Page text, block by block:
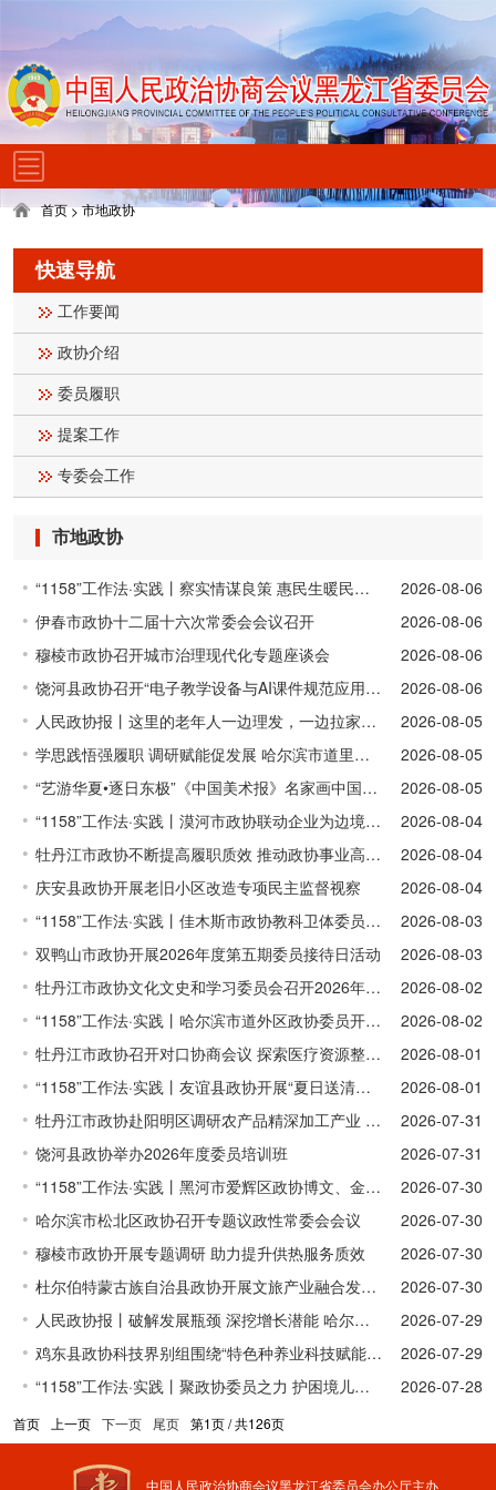
首页>市地政协
快速导航
工作要闻
政协介绍
委员履职
提案工作
专委会工作
市地政协
“1158”工作法·实践丨察实情谋良策 惠民生暖民心 黑河市爱辉区政协专题调研老旧小区物业管理工作
2026-08-06
伊春市政协十二届十六次常委会会议召开
2026-08-06
穆棱市政协召开城市治理现代化专题座谈会
2026-08-06
饶河县政协召开“电子教学设备与AI课件规范应用”专题座谈会
2026-08-06
人民政协报丨这里的老年人一边理发，一边拉家常、学法律，这是咋回事儿？
2026-08-05
学思践悟强履职 调研赋能促发展 哈尔滨市道里区政协开展红色研学暨产业文化专题调研
2026-08-05
“艺游华夏•逐日东极”《中国美术报》名家画中国首站——佳木斯站采风活动举行
2026-08-05
“1158”工作法·实践丨漠河市政协联动企业为边境乡村注入40万元帮扶资金 赋能畜牧产业发展
2026-08-04
牡丹江市政协不断提高履职质效 推动政协事业高质量发展
2026-08-04
庆安县政协开展老旧小区改造专项民主监督视察
2026-08-04
“1158”工作法·实践丨佳木斯市政协教科卫体委员会赴桦南县开展“三下乡”志愿服务活动
2026-08-03
双鸭山市政协开展2026年度第五期委员接待日活动
2026-08-03
牡丹江市政协文化文史和学习委员会召开2026年第三季度习近平新时代中国特色社会主义思想学习座谈会
2026-08-02
“1158”工作法·实践丨哈尔滨市道外区政协委员开展拥军优属走访慰问活动
2026-08-02
牡丹江市政协召开对口协商会议 探索医疗资源整合特色化路径
2026-08-01
“1158”工作法·实践丨友谊县政协开展“夏日送清凉”慰问活动 情暖一线劳动者
2026-08-01
牡丹江市政协赴阳明区调研农产品精深加工产业 助力提升特色农业现代化水平
2026-07-31
饶河县政协举办2026年度委员培训班
2026-07-31
“1158”工作法·实践丨黑河市爱辉区政协博文、金融社区委员实践活动小组开展拥军慰问演出
2026-07-30
哈尔滨市松北区政协召开专题议政性常委会会议
2026-07-30
穆棱市政协开展专题调研 助力提升供热服务质效
2026-07-30
杜尔伯特蒙古族自治县政协开展文旅产业融合发展专题调研
2026-07-30
人民政协报丨破解发展瓶颈 深挖增长潜能 哈尔滨市政协召开常委会会议聚焦开发区高质量发展
2026-07-29
鸡东县政协科技界别组围绕“特色种养业科技赋能提质情况”开展视察
2026-07-29
“1158”工作法·实践丨聚政协委员之力 护困境儿童成长 北安市政协创新打造“1+N”爱心妈妈履职模式
2026-07-28
首页 上一页 下一页 尾页 第1页 / 共126页
中国人民政治协商会议黑龙江省委员会办公厅主办